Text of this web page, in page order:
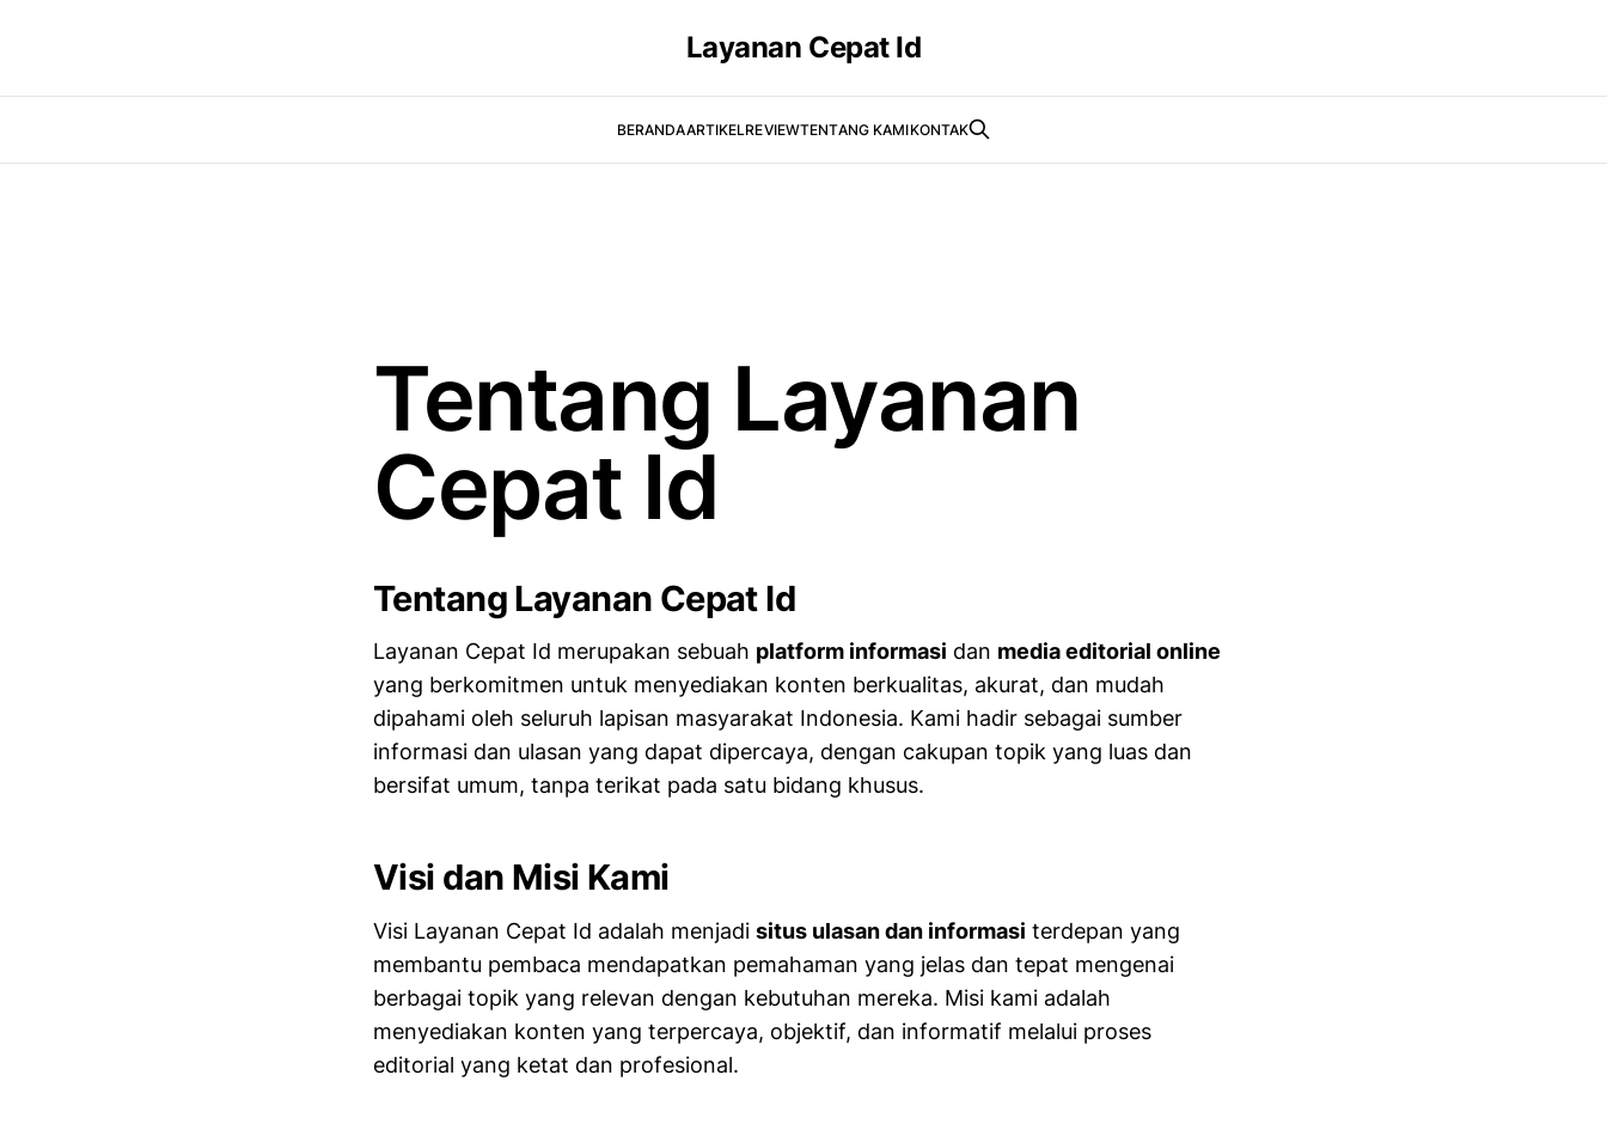
Layanan Cepat Id
BERANDAARTIKELREVIEWTENTANG KAMIKONTAK
Tentang Layanan
Cepat Id
Tentang Layanan Cepat Id
Layanan Cepat Id merupakan sebuah platform informasi dan media editorial online
yang berkomitmen untuk menyediakan konten berkualitas, akurat, dan mudah
dipahami oleh seluruh lapisan masyarakat Indonesia. Kami hadir sebagai sumber
informasi dan ulasan yang dapat dipercaya, dengan cakupan topik yang luas dan
bersifat umum, tanpa terikat pada satu bidang khusus.
Visi dan Misi Kami
Visi Layanan Cepat Id adalah menjadi situs ulasan dan informasi terdepan yang
membantu pembaca mendapatkan pemahaman yang jelas dan tepat mengenai
berbagai topik yang relevan dengan kebutuhan mereka. Misi kami adalah
menyediakan konten yang terpercaya, objektif, dan informatif melalui proses
editorial yang ketat dan profesional.